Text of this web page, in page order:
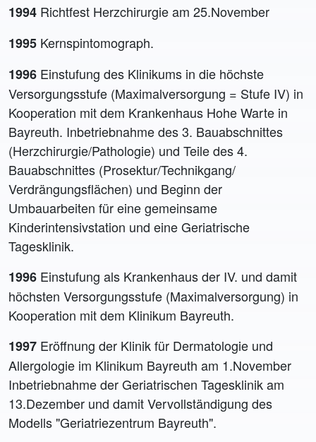
1994 Richtfest Herzchirurgie am 25.November
1995 Kernspintomograph.
1996 Einstufung des Klinikums in die höchste
Versorgungsstufe (Maximalversorgung = Stufe IV) in
Kooperation mit dem Krankenhaus Hohe Warte in
Bayreuth. Inbetriebnahme des 3. Bauabschnittes
(Herzchirurgie/Pathologie) und Teile des 4.
Bauabschnittes (Prosektur/Technikgang/
Verdrängungsflächen) und Beginn der
Umbauarbeiten für eine gemeinsame
Kinderintensivstation und eine Geriatrische
Tagesklinik.
1996 Einstufung als Krankenhaus der IV. und damit
höchsten Versorgungsstufe (Maximalversorgung) in
Kooperation mit dem Klinikum Bayreuth.
1997 Eröffnung der Klinik für Dermatologie und
Allergologie im Klinikum Bayreuth am 1.November
Inbetriebnahme der Geriatrischen Tagesklinik am
13.Dezember und damit Vervollständigung des
Modells "Geriatriezentrum Bayreuth".